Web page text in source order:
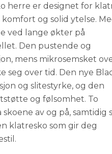
herre er designet for
og solid ytelse.
ved lange økter på
Den pustende og
mens mikrosemsket
seg over tid. Den nye
og slitestyrke, og den
og følsomhet. To
av og på, samtidig
klatresko som gir deg